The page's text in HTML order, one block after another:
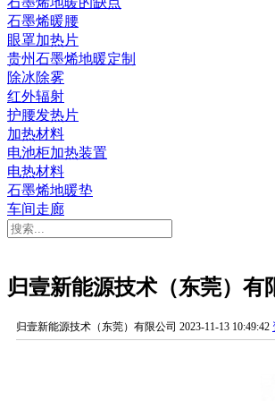
石墨烯暖腰
眼罩加热片
贵州石墨烯地暖定制
除冰除雾
红外辐射
护腰发热片
加热材料
电池柜加热装置
电热材料
石墨烯地暖垫
车间走廊
归壹新能源技术（东莞）有
归壹新能源技术（东莞）有限公司 2023-11-13 10:49:42